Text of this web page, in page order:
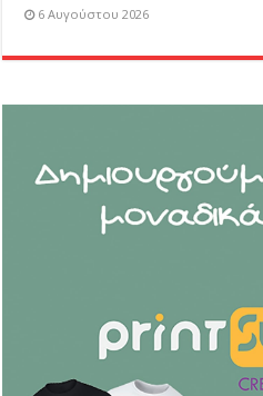
6 Αυγούστου 2026